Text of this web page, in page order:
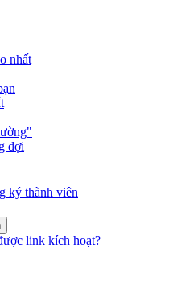
nhất
đợi
ký thành viên
link kích hoạt?